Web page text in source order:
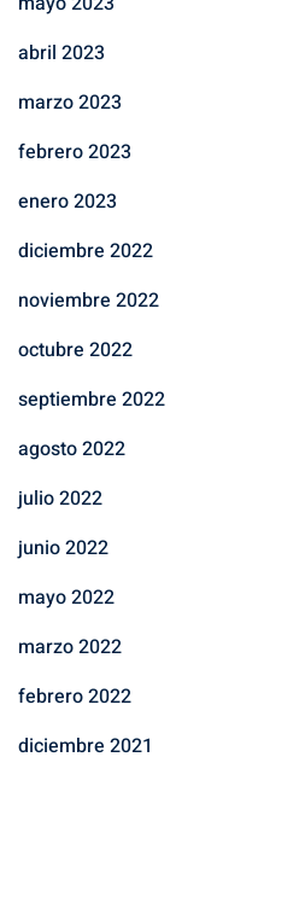
abril 2023
marzo 2023
febrero 2023
enero 2023
diciembre 2022
noviembre 2022
octubre 2022
septiembre 2022
agosto 2022
julio 2022
junio 2022
mayo 2022
marzo 2022
febrero 2022
diciembre 2021